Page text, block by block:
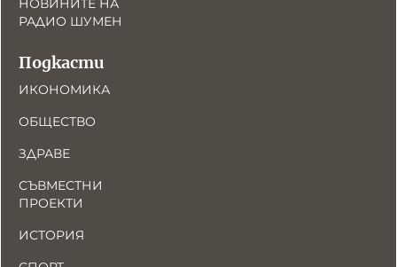
НОВИНИТЕ НА
РАДИО ШУМЕН
Подкасти
ИКОНОМИКА
ОБЩЕСТВО
ЗДРАВЕ
СЪВМЕСТНИ
ПРОЕКТИ
ИСТОРИЯ